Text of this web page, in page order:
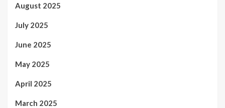
August 2025
July 2025
June 2025
May 2025
April 2025
March 2025